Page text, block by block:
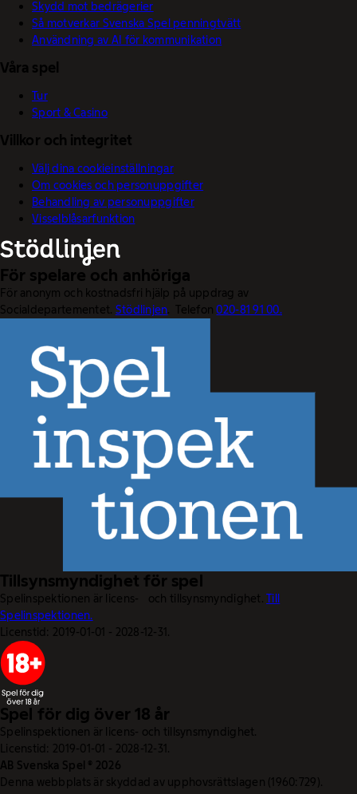
Skydd mot bedrägerier
Så motverkar Svenska Spel penningtvätt
Användning av AI för kommunikation
Våra spel
Tur
Sport & Casino
Villkor och integritet
Välj dina cookieinställningar
Om cookies och personuppgifter
Behandling av personuppgifter
Visselblåsarfunktion
För spelare och anhöriga
För anonym och kostnadsfri hjälp på uppdrag av
Socialdepartementet. Stödlinjen. Telefon020-81 91 00.
Tillsynsmyndighet för spel
Spelinspektionen är licens- och tillsynsmyndighet.Till
Spelinspektionen.
Licenstid: 2019-01-01 - 2028-12-31.
Spel för dig över 18 år
Spelinspektionen är licens- och tillsynsmyndighet.
Licenstid: 2019-01-01 - 2028-12-31.
AB Svenska Spel © 2026
Denna webbplats är skyddad av upphovsrättslagen (1960:729).